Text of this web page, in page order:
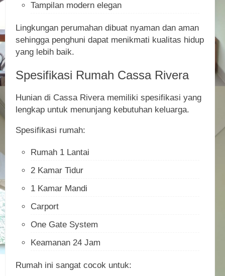
Tampilan modern elegan
Lingkungan perumahan dibuat nyaman dan aman
sehingga penghuni dapat menikmati kualitas hidup
yang lebih baik.
Spesifikasi Rumah Cassa Rivera
Hunian di Cassa Rivera memiliki spesifikasi yang
lengkap untuk menunjang kebutuhan keluarga.
Spesifikasi rumah:
Rumah 1 Lantai
2 Kamar Tidur
1 Kamar Mandi
Carport
One Gate System
Keamanan 24 Jam
Rumah ini sangat cocok untuk: